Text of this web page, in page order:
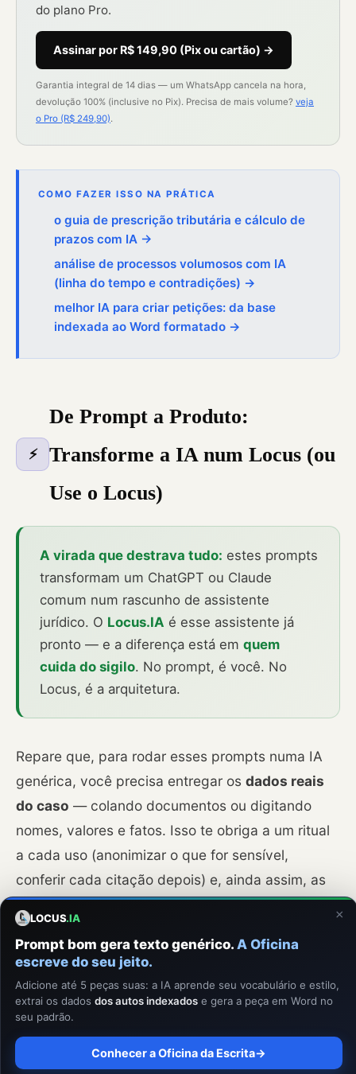
do plano Pro.
Assinar por R$ 149,90 (Pix ou cartão) →
Garantia integral de 14 dias — um WhatsApp cancela na hora,
devolução 100% (inclusive no Pix). Precisa de mais volume? veja
o Pro (R$ 249,90).
COMO FAZER ISSO NA PRÁTICA
o guia de prescrição tributária e cálculo de
prazos com IA →
análise de processos volumosos com IA
(linha do tempo e contradições) →
melhor IA para criar petições: da base
indexada ao Word formatado →
⚡
De Prompt a Produto:
Transforme a IA num Locus (ou
Use o Locus)
A virada que destrava tudo: estes prompts
transformam um ChatGPT ou Claude
comum num rascunho de assistente
jurídico. O Locus.IA é esse assistente já
pronto — e a diferença está em quem
cuida do sigilo. No prompt, é você. No
Locus, é a arquitetura.
Repare que, para rodar esses prompts numa IA
genérica, você precisa entregar os dados reais
do caso — colando documentos ou digitando
nomes, valores e fatos. Isso te obriga a um ritual
a cada uso (anonimizar o que for sensível,
conferir cada citação depois) e, ainda assim, as
informações do seu cliente trafegam por
servidores de terceiros, fora do seu controle.
O Locus.IA existe para apagar esse ritual.
mesma lógica destes prompts, só que nativa — e
o sigilo é garantia de arquitetura, não cuidado
seu. Em
modo local, roda 100% na sua máquina,
×
LOCUS.IA
Prompt bom gera texto genérico. A Oficina
escreve do seu jeito.
Adicione até 5 peças suas: a IA aprende seu vocabulário e estilo,
extrai os dados dos autos indexados e gera a peça em Word no
seu padrão.
Conhecer a Oficina da Escrita→